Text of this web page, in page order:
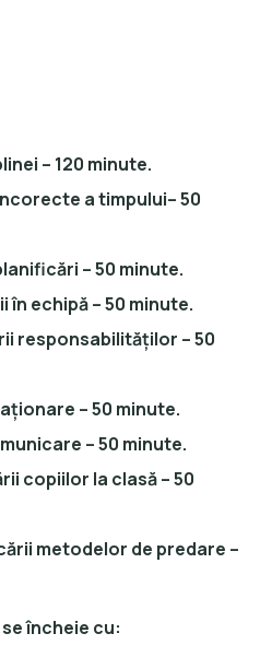
– 120 minute.
a timpului– 50
– 50 minute.
în echipă – 50 minute.
responsabilităților – 50
– 50 minute.
– 50 minute.
copiilor la clasă – 50
metodelor de predare –
încheie cu: